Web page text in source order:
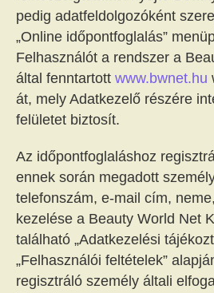
pedig adatfeldolgozóként
„Online időpontfoglalás”
Felhasználót a rendszer a
által fenntartott www.bwnet.hu
át, mely Adatkezelő részére
felületet biztosít.
Az időpontfoglaláshoz
ennek során megadott
telefonszám, e-mail cím,
kezelése a Beauty World Net
található „Adatkezelési
„Felhasználói feltételek”
regisztráló személy általi